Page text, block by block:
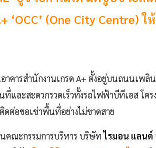
‘OCC’ (One City Centre)
อาคารสำนักงานเกรด A+ ตั้งอยู่บนถนนเพ
ที่และสะดวกรวดเร็วทั้งรถไฟฟ้าบีทีเอส โ
ต่อขอเช่าพื้นที่อย่างไม่ขาดสาย
คณะกรรมการบริหาร บริษัทไรมอน แลนด์